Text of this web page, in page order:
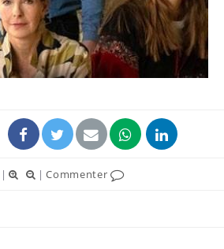
| |Commenter